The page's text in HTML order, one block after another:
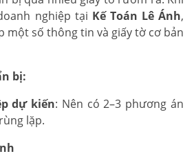
nghiệp tại Kế Toán Lê Ánh,
một số thông tin và giấy tờ cơ bản
bị:
dự kiến: Nên có 2–3 phương án
lặp.